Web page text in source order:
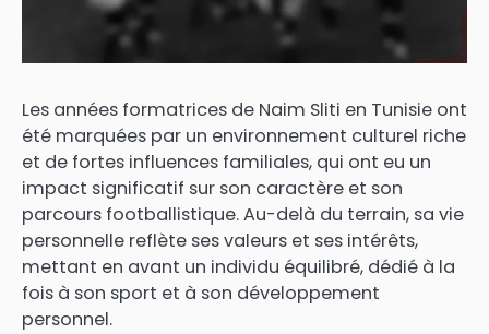
Les années formatrices de Naim Sliti en Tunisie ont
été marquées par un environnement culturel riche
et de fortes influences familiales, qui ont eu un
impact significatif sur son caractère et son
parcours footballistique. Au-delà du terrain, sa vie
personnelle reflète ses valeurs et ses intérêts,
mettant en avant un individu équilibré, dédié à la
fois à son sport et à son développement
personnel.